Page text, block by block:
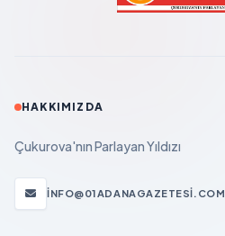
HAKKIMIZDA
Çukurova'nın Parlayan Yıldızı
INFO@01ADANAGAZETESI.COM